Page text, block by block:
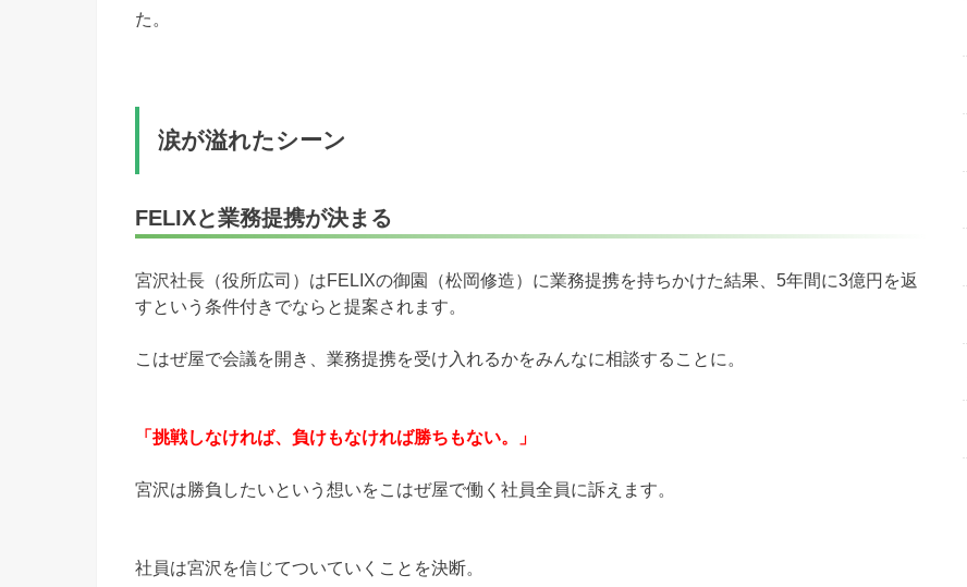
た。
涙が溢れたシーン
FELIXと業務提携が決まる
宮沢社長（役所広司）はFELIXの御園（松岡修造）に業務提携を持ちかけた結果、5年間に3億円を返
すという条件付きでならと提案されます。
こはぜ屋で会議を開き、業務提携を受け入れるかをみんなに相談することに。
「挑戦しなければ、負けもなければ勝ちもない。」
宮沢は勝負したいという想いをこはぜ屋で働く社員全員に訴えます。
社員は宮沢を信じてついていくことを決断。